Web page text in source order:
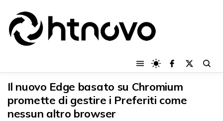
Il nuovo Edge basato su Chromium
promette di gestire i Preferiti come
nessun altro browser